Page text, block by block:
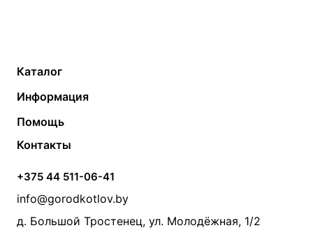
Каталог
Твердотопливные котлы
Электрические котлы
Банные печи
Камины и печи
Теплый пол
Радиаторы
Насосы
Дымоходы
Информация
Контакты
Статьи
Акции
Производители
Помощь
Монтаж систем отопления
Прайс по монтажу систем отопления
Проект систем отопления
Контакты
+375 44 511-06-41
info@gorodkotlov.by
д. Большой Тростенец, ул. Молодёжная, 1/2